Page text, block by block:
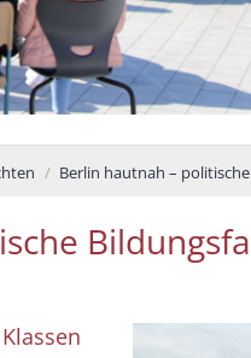
Berlin hautnah –